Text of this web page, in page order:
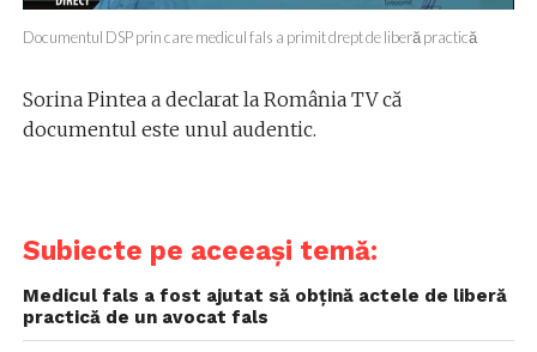
Documentul DSP prin care medicul fals a primit drept de liberă practică
Sorina Pintea a declarat la România TV că
documentul este unul audentic.
Subiecte pe aceeași temă:
Medicul fals a fost ajutat să obțină actele de liberă
practică de un avocat fals